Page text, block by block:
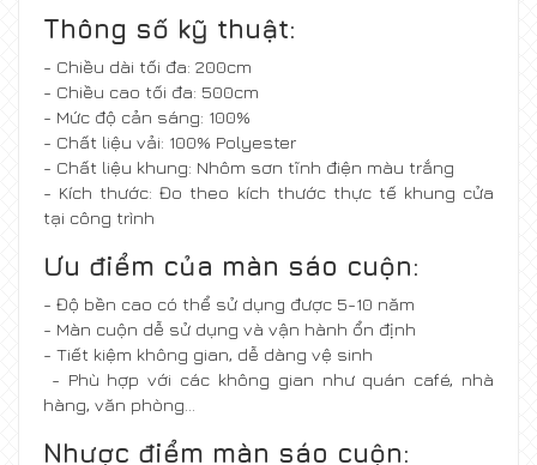
Thông số kỹ thuật:
- Chiều dài tối đa: 200cm
- Chiều cao tối đa: 500cm
- Mức độ cản sáng: 100%
- Chất liệu vải: 100% Polyester
- Chất liệu khung: Nhôm sơn tĩnh điện màu trắng
- Kích thước: Đo theo kích thước thực tế khung cửa
tại công trình
Ưu điểm của màn sáo cuộn:
- Độ bền cao có thể sử dụng được 5-10 năm
- Màn cuộn dễ sử dụng và vận hành ổn định
- Tiết kiệm không gian, dễ dàng vệ sinh
- Phù hợp với các không gian như quán café, nhà
hàng, văn phòng…
Nhược điểm màn sáo cuộn: